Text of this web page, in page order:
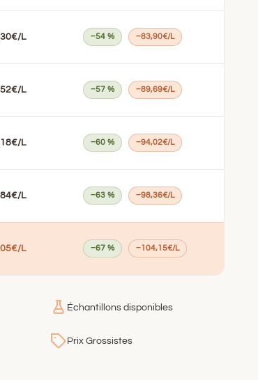
L −54 % −83,90€/L
L −57 % −89,69€/L
L −60 % −94,02€/L
L −63 % −98,36€/L
L −67 % −104,15€/L
Échantillons disponibles
Prix Grossistes